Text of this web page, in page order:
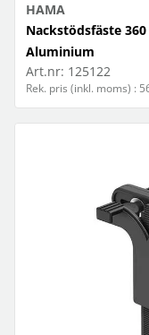
HAMA
Nackstödsfäste
Aluminium
Art.nr: 125122
Rek. pris (inkl. moms) :